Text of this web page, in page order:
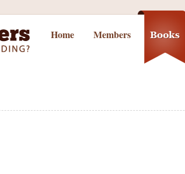
Home Members